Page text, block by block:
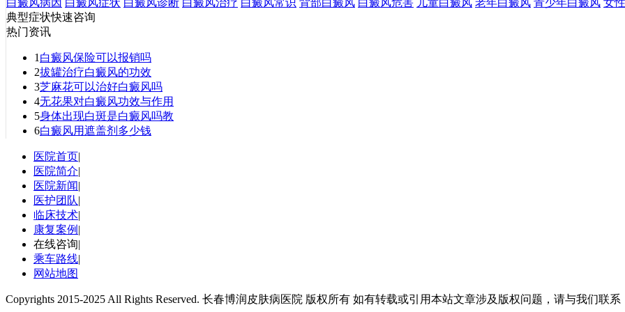
典型症状快速咨询
热门资讯
1 白癜风保险可以报销吗
2拔罐治疗白癜风的功效
3芝麻花可以治好白癜风吗
4无花果对白癜风功效与作用
5身体出现白斑是白癜风吗教
6白癜风用遮盖剂多少钱
医院首页|
医院简介|
医院新闻|
医护团队|
临床技术|
康复案例 |
在线咨询|
乘车路线|
网站地图
Copyrights 2015-2025 All Rights Reserved. 长春博润皮肤病医院 版权所有 如有转载或引用本站文章涉及版权问题，请与我们联系